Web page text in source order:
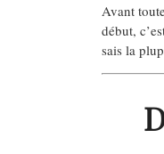
Avant
début,
sais la